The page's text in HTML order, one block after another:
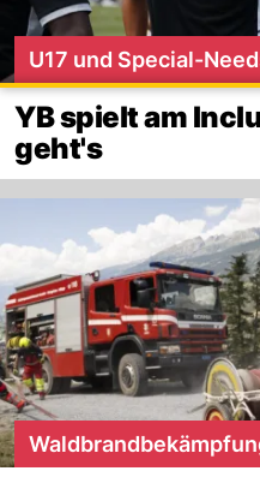
U17 und Special-
YB spielt am
geht's